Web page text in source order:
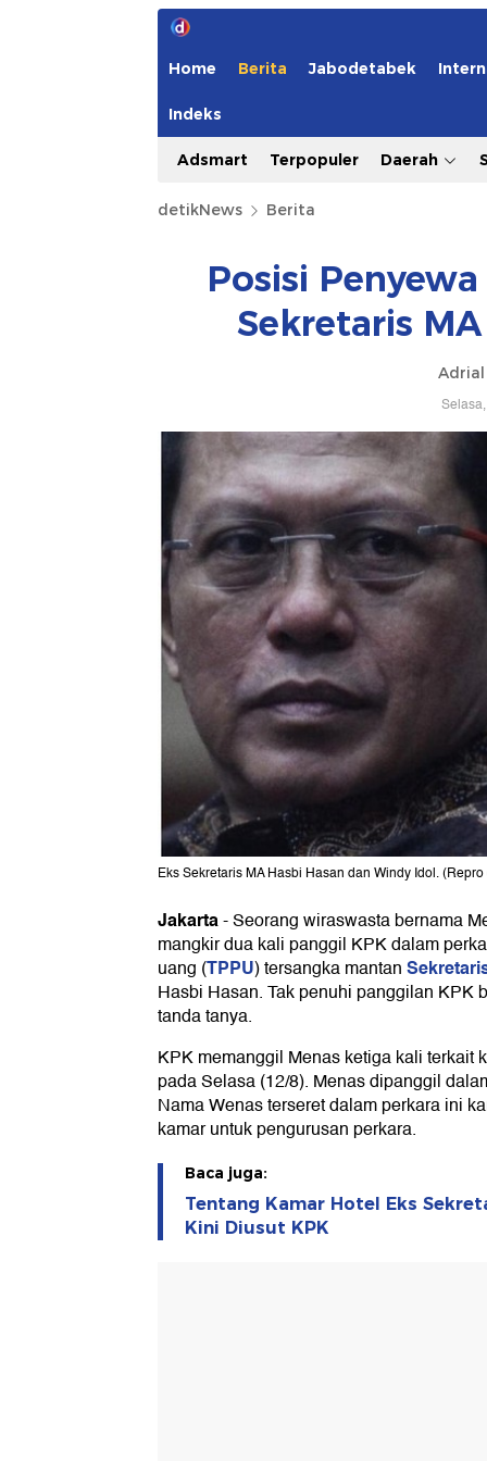
Home Berita Jabodetabek
Indeks
Adsmart Terpopuler Daerah
detikNews Berita
Posisi
Sekretaris
Adrial
Eks Sekretaris MA Hasbi Hasan dan Windy Idol.
Jakarta-Seorang wiraswasta bernama
mangkir dua kali panggil KPK dalam
uang (TPPU) tersangka mantan
Hasbi Hasan. Tak penuhi panggilan KPK
tanda tanya.
KPK memanggil Menas ketiga kali terkait
pada Selasa (12/8). Menas dipanggil
Nama Wenas terseret dalam perkara ini
kamar untuk pengurusan perkara.
Baca juga:
Tentang Kamar Hotel Eks
Kini Diusut KPK